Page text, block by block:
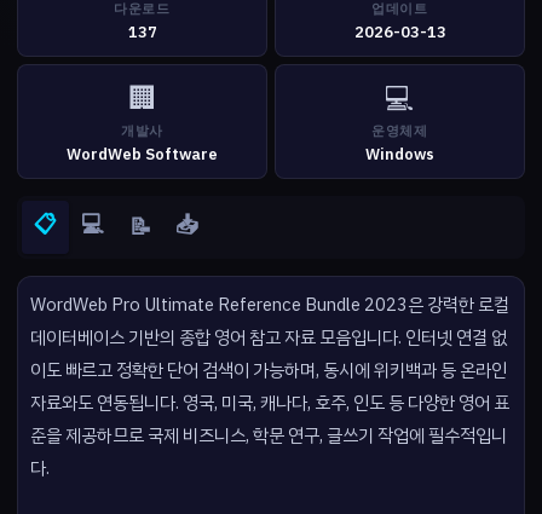
다운로드
137
업데이트
2026-03-13
🏢
개발사
WordWeb Software
💻
운영체제
Windows
📋 💻 📝 📥
WordWeb Pro Ultimate Reference Bundle 2023은 강력한 로컬
데이터베이스 기반의 종합 영어 참고 자료 모음입니다. 인터넷 연결 없
이도 빠르고 정확한 단어 검색이 가능하며, 동시에 위키백과 등 온라인
자료와도 연동됩니다. 영국, 미국, 캐나다, 호주, 인도 등 다양한 영어 표
준을 제공하므로 국제 비즈니스, 학문 연구, 글쓰기 작업에 필수적입니
다.